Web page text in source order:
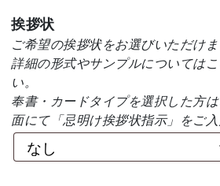
挨拶状
ご希望の挨拶状をお選びいただけま
詳細の形式やサンプルについては
い。
奉書・カードタイプを選択した方
面にて「忌明け挨拶状指示」をご
ラ
ン
ド
認
定
Premium
テ